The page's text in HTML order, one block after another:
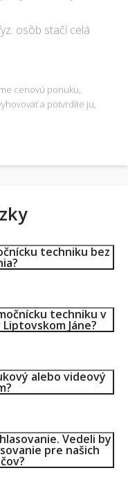
osôb stačí celá
cenovú ponuku,
a potvrdíte ju,
techniku bez
techniku v
Jáne?
alebo videový
Vedeli by
pre našich